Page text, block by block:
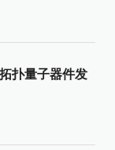
扑量子器件发